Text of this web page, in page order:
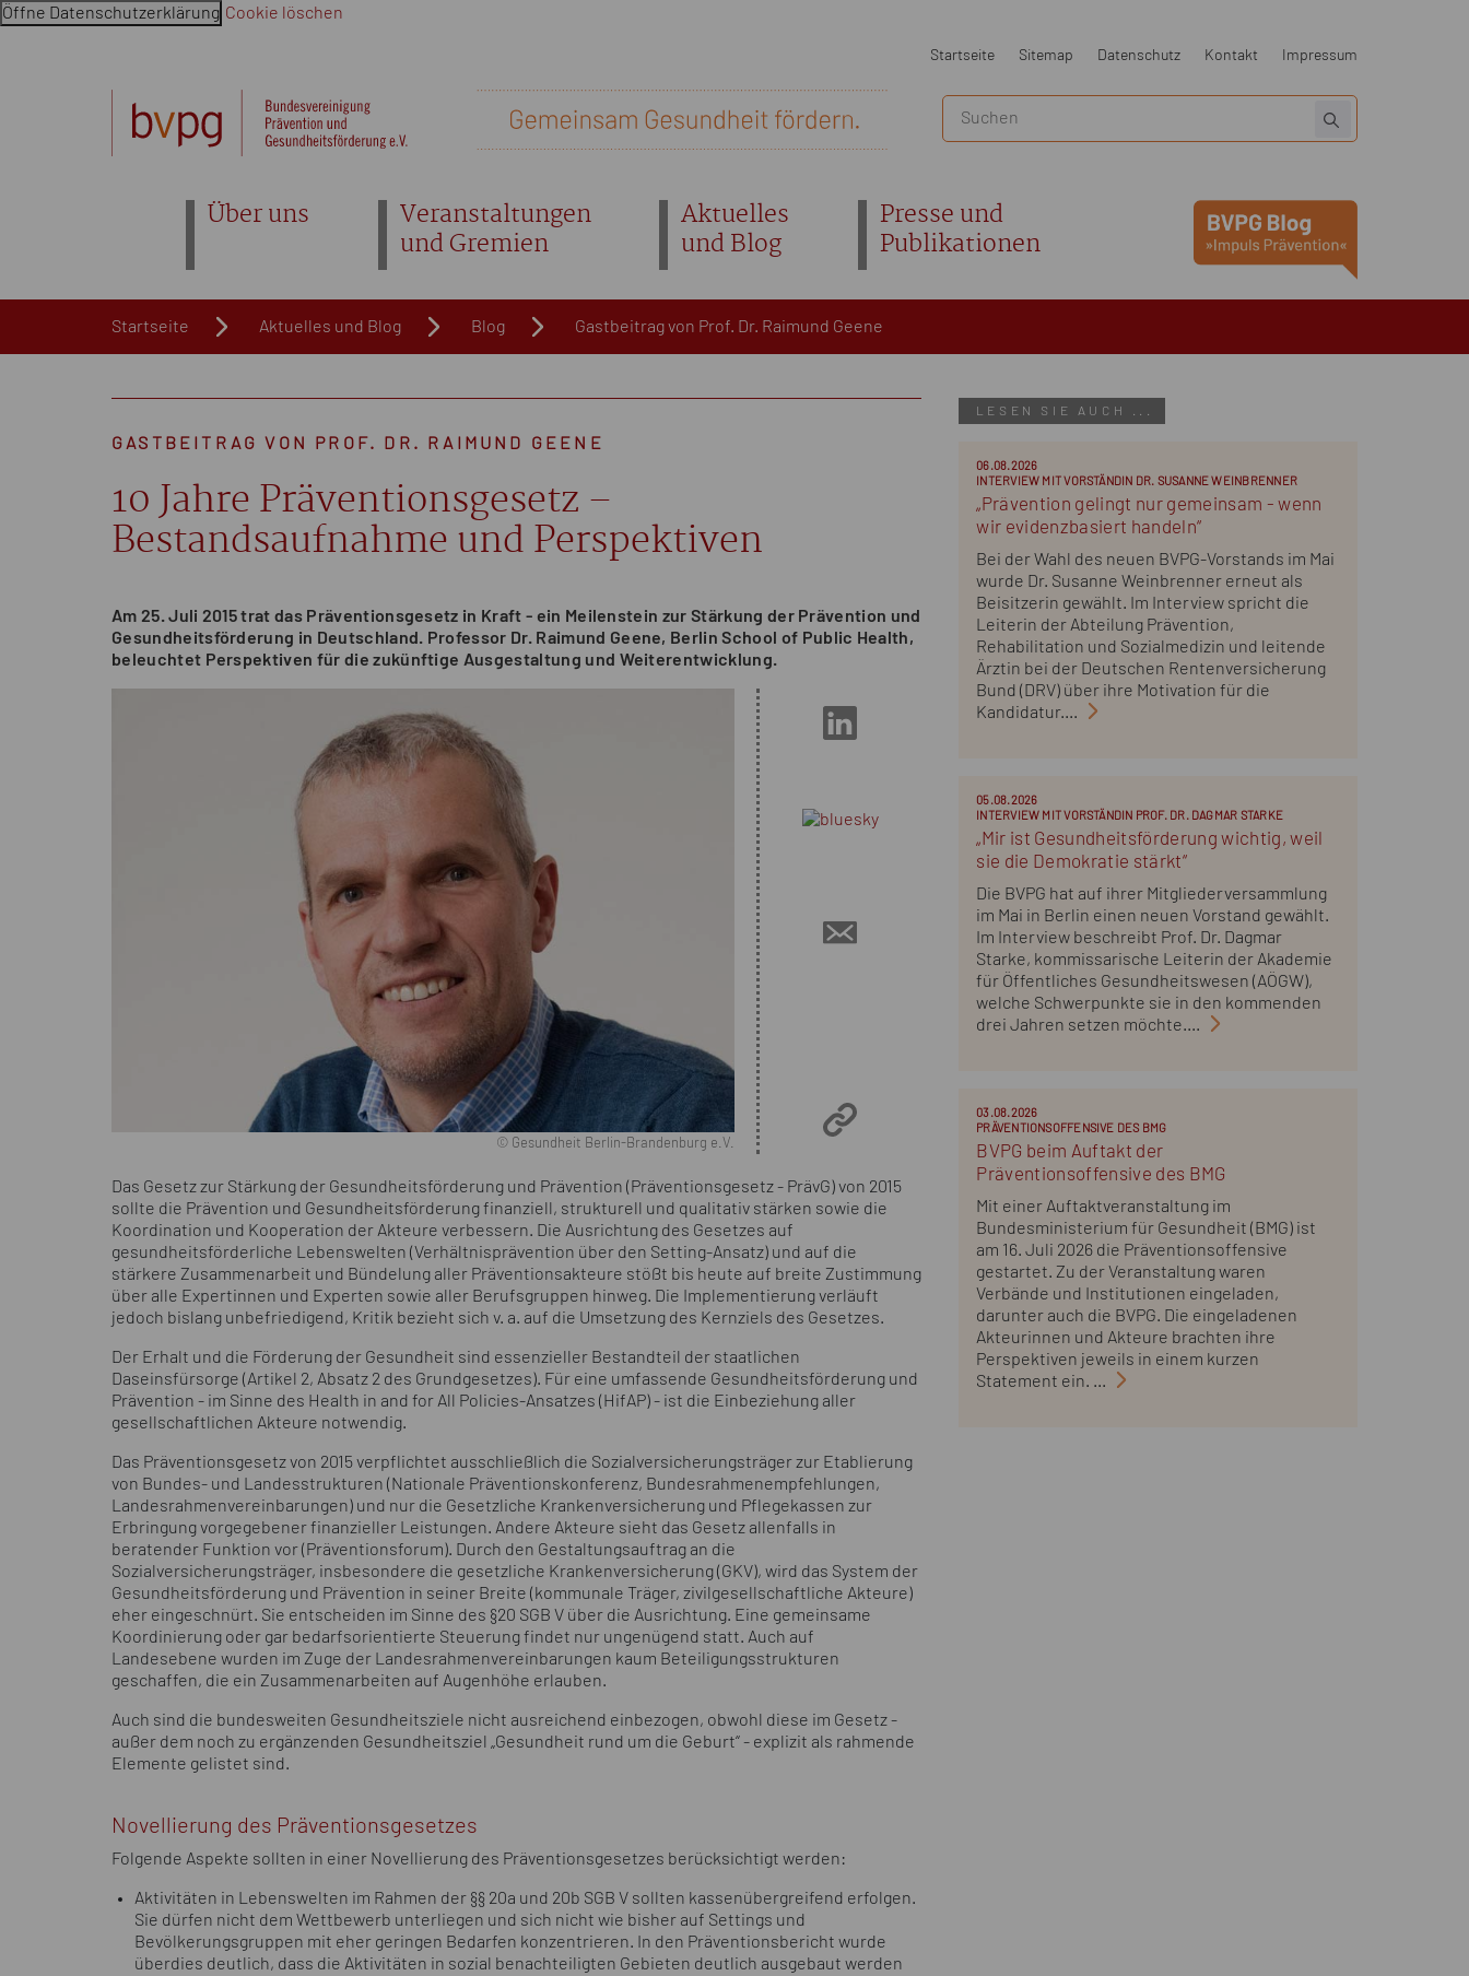
Öffne Datenschutzerklärung Cookie löschen
Startseite Sitemap Datenschutz Kontakt Impressum
Über uns
Veranstaltungen
und Gremien
Aktuelles
und Blog
Presse und
Publikationen
Startseite Aktuelles und Blog Blog Gastbeitrag von Prof. Dr. Raimund Geene
GASTBEITRAG VON PROF. DR. RAIMUND GEENE
10 Jahre Präventionsgesetz –
Bestandsaufnahme und Perspektiven
Am 25. Juli 2015 trat das Präventionsgesetz in Kraft - ein Meilenstein zur Stärkung der Prävention und
Gesundheitsförderung in Deutschland. Professor Dr. Raimund Geene, Berlin School of Public Health,
beleuchtet Perspektiven für die zukünftige Ausgestaltung und Weiterentwicklung.
© Gesundheit Berlin-Brandenburg e.V.
Das Gesetz zur Stärkung der Gesundheitsförderung und Prävention (Präventionsgesetz - PrävG) von 2015
sollte die Prävention und Gesundheitsförderung finanziell, strukturell und qualitativ stärken sowie die
Koordination und Kooperation der Akteure verbessern. Die Ausrichtung des Gesetzes auf
gesundheitsförderliche Lebenswelten (Verhältnisprävention über den Setting-Ansatz) und auf die
stärkere Zusammenarbeit und Bündelung aller Präventionsakteure stößt bis heute auf breite Zustimmung
über alle Expertinnen und Experten sowie aller Berufsgruppen hinweg. Die Implementierung verläuft
jedoch bislang unbefriedigend, Kritik bezieht sich v. a. auf die Umsetzung des Kernziels des Gesetzes.
Der Erhalt und die Förderung der Gesundheit sind essenzieller Bestandteil der staatlichen
Daseinsfürsorge (Artikel 2, Absatz 2 des Grundgesetzes). Für eine umfassende Gesundheitsförderung und
Prävention - im Sinne des Health in and for All Policies-Ansatzes (HifAP) - ist die Einbeziehung aller
gesellschaftlichen Akteure notwendig.
Das Präventionsgesetz von 2015 verpflichtet ausschließlich die Sozialversicherungsträger zur Etablierung
von Bundes- und Landesstrukturen (Nationale Präventionskonferenz, Bundesrahmenempfehlungen,
Landesrahmenvereinbarungen) und nur die Gesetzliche Krankenversicherung und Pflegekassen zur
Erbringung vorgegebener finanzieller Leistungen. Andere Akteure sieht das Gesetz allenfalls in
beratender Funktion vor (Präventionsforum). Durch den Gestaltungsauftrag an die
Sozialversicherungsträger, insbesondere die gesetzliche Krankenversicherung (GKV), wird das System der
Gesundheitsförderung und Prävention in seiner Breite (kommunale Träger, zivilgesellschaftliche Akteure)
eher eingeschnürt. Sie entscheiden im Sinne des §20 SGB V über die Ausrichtung. Eine gemeinsame
Koordinierung oder gar bedarfsorientierte Steuerung findet nur ungenügend statt. Auch auf
Landesebene wurden im Zuge der Landesrahmenvereinbarungen kaum Beteiligungsstrukturen
geschaffen, die ein Zusammenarbeiten auf Augenhöhe erlauben.
Auch sind die bundesweiten Gesundheitsziele nicht ausreichend einbezogen, obwohl diese im Gesetz -
außer dem noch zu ergänzenden Gesundheitsziel „Gesundheit rund um die Geburt“ - explizit als rahmende
Elemente gelistet sind.
Novellierung des Präventionsgesetzes
Folgende Aspekte sollten in einer Novellierung des Präventionsgesetzes berücksichtigt werden:
Aktivitäten in Lebenswelten im Rahmen der §§ 20a und 20b SGB V sollten kassenübergreifend erfolgen.
Sie dürfen nicht dem Wettbewerb unterliegen und sich nicht wie bisher auf Settings und
Bevölkerungsgruppen mit eher geringen Bedarfen konzentrieren. In den Präventionsbericht wurde
überdies deutlich, dass die Aktivitäten in sozial benachteiligten Gebieten deutlich ausgebaut werden
LESEN SIE AUCH ...
06.08.2026
INTERVIEW MIT VORSTÄNDIN DR. SUSANNE WEINBRENNER
„Prävention gelingt nur gemeinsam - wenn
wir evidenzbasiert handeln“
Bei der Wahl des neuen BVPG-Vorstands im Mai
wurde Dr. Susanne Weinbrenner erneut als
Beisitzerin gewählt. Im Interview spricht die
Leiterin der Abteilung Prävention,
Rehabilitation und Sozialmedizin und leitende
Ärztin bei der Deutschen Rentenversicherung
Bund (DRV) über ihre Motivation für die
Kandidatur....
05.08.2026
INTERVIEW MIT VORSTÄNDIN PROF. DR. DAGMAR STARKE
„Mir ist Gesundheitsförderung wichtig, weil
sie die Demokratie stärkt“
Die BVPG hat auf ihrer Mitgliederversammlung
im Mai in Berlin einen neuen Vorstand gewählt.
Im Interview beschreibt Prof. Dr. Dagmar
Starke, kommissarische Leiterin der Akademie
für Öffentliches Gesundheitswesen (AÖGW),
welche Schwerpunkte sie in den kommenden
drei Jahren setzen möchte....
03.08.2026
PRÄVENTIONSOFFENSIVE DES BMG
BVPG beim Auftakt der
Präventionsoffensive des BMG
Mit einer Auftaktveranstaltung im
Bundesministerium für Gesundheit (BMG) ist
am 16. Juli 2026 die Präventionsoffensive
gestartet. Zu der Veranstaltung waren
Verbände und Institutionen eingeladen,
darunter auch die BVPG. Die eingeladenen
Akteurinnen und Akteure brachten ihre
Perspektiven jeweils in einem kurzen
Statement ein. ...